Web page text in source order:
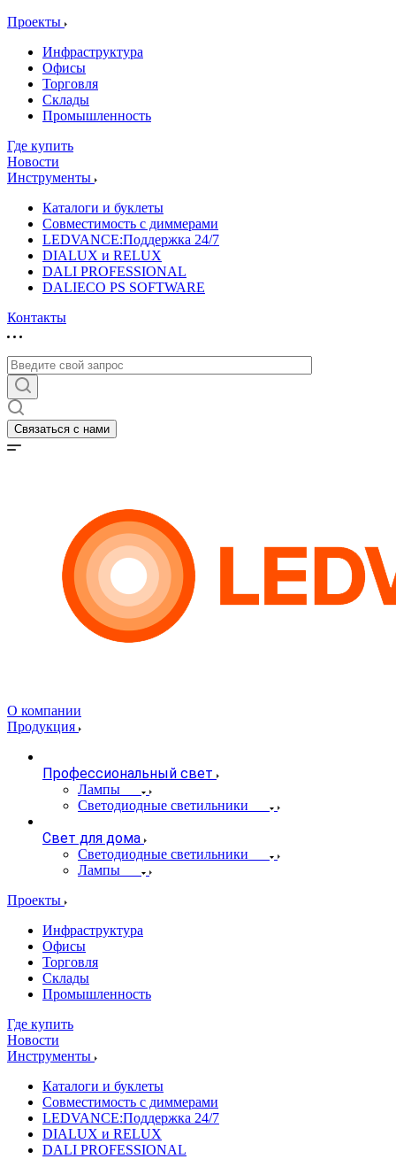
Проекты
Инфраструктура
Офисы
Торговля
Склады
Промышленность
Где купить
Новости
Инструменты
Каталоги и буклеты
Совместимость с диммерами
LEDVANCE:Поддержка 24/7
DIALUX и RELUX
DALI PROFESSIONAL
DALIECO PS SOFTWARE
Контакты
Связаться с нами
О компании
Продукция
Профессиональный свет
Лампы
Светодиодные светильники
Свет для дома
Светодиодные светильники
Лампы
Проекты
Инфраструктура
Офисы
Торговля
Склады
Промышленность
Где купить
Новости
Инструменты
Каталоги и буклеты
Совместимость с диммерами
LEDVANCE:Поддержка 24/7
DIALUX и RELUX
DALI PROFESSIONAL